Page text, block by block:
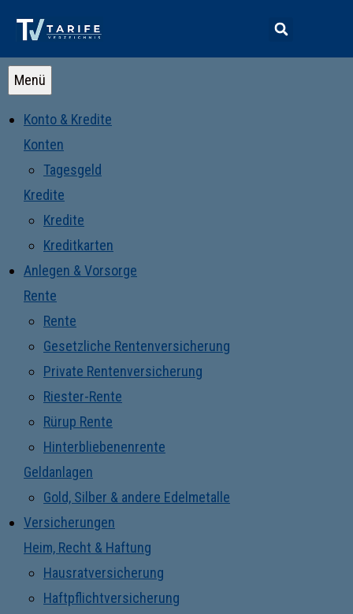
Menü
Konto & Kredite
Konten
Tagesgeld
Kredite
Kredite
Kreditkarten
Anlegen & Vorsorge
Rente
Rente
Gesetzliche Rentenversicherung
Private Rentenversicherung
Riester-Rente
Rürup Rente
Hinterbliebenenrente
Geldanlagen
Gold, Silber & andere Edelmetalle
Versicherungen
Heim, Recht & Haftung
Hausratversicherung
Haftpflichtversicherung